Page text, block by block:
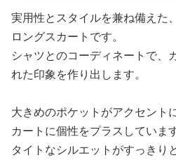
実用性とスタイルを兼ね備えた
ロングスカートです。
シャツとのコーディネートで、
れた印象を作り出します。
大きめのポケットがアクセント
カートに個性をプラスしています
タイトなシルエットがすっきり